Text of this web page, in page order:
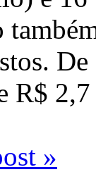
R$
»